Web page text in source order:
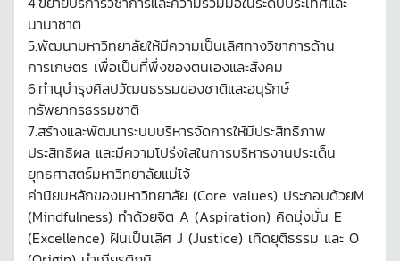
นานาชาติ
5.พัฒนามหาวิทยาลัยให้มีความเป็นเลิศทางวิชาการด้าน
การเกษตร เพื่อเป็นที่พึ่งของตนเองและสังคม
6.ทำนุบำรุงศิลปวัฒนธรรมของชาติและอนุรักษ์
ทรัพยากรธรรมชาติ
7.สร้างและพัฒนาระบบบริหารจัดการให้มีประสิทธิภาพ
ประสิทธิผล และมีความโปร่งใสในการบริหารงานประเด็น
ยุทธศาสตร์มหาวิทยาลัยแม่โจ้
ค่านิยมหลักของมหาวิทยาลัย (Core values) ประกอบด้วยM
(Mindfulness) ทำด้วยจิต A (Aspiration) คิดมุ่งมั่น E
(Excellence) ฝันเป็นเลิศ J (Justice) เทิดยุติธรรม และ O